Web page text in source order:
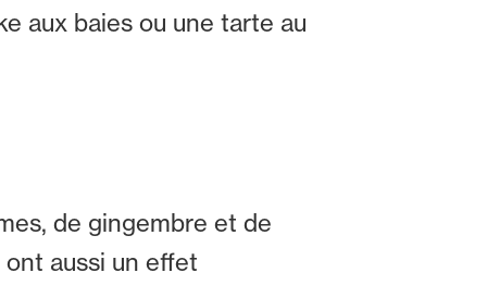
aux baies ou une tarte au
de gingembre et de
aussi un effet